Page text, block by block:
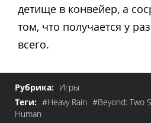
детище в конвейер, а
том, что получается у
всего.
Рубрика: Игры
Теги: #Heavy Rain #Beyond: Two
Human